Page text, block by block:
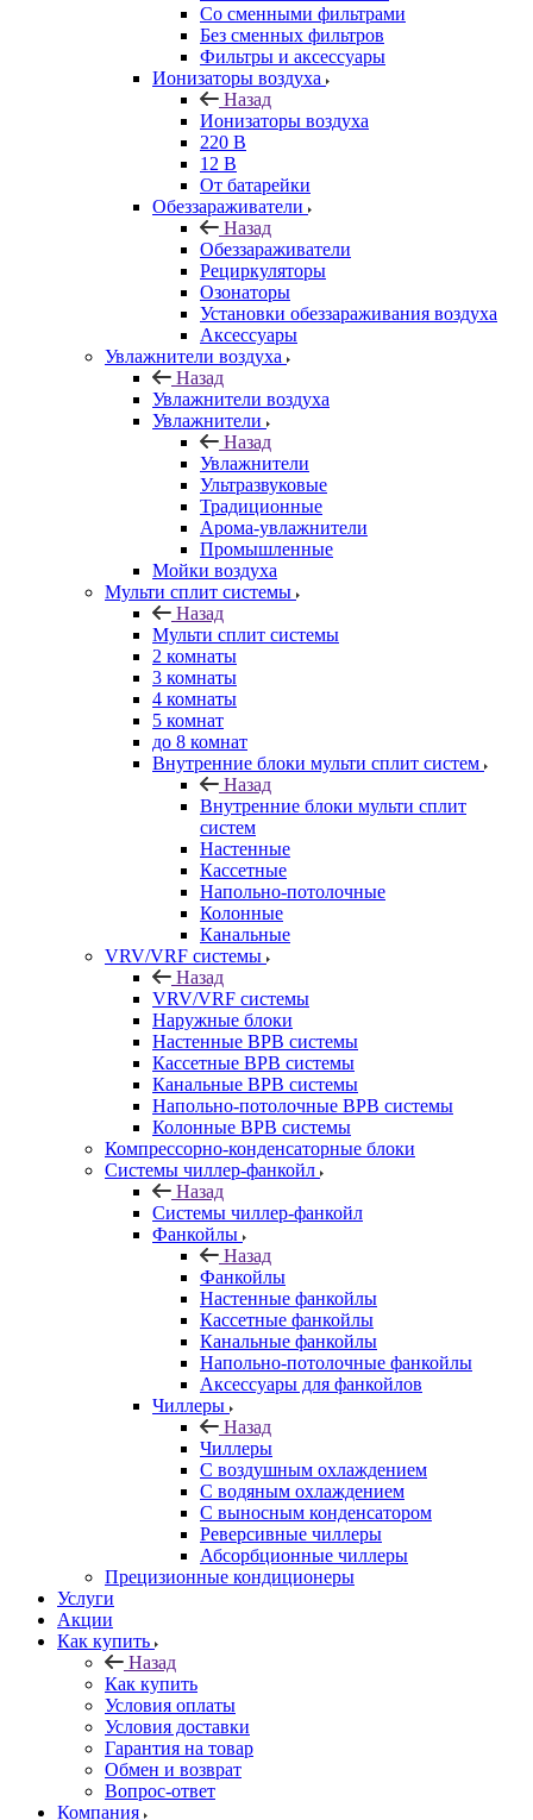
Cо сменными фильтрами
Без сменных фильтров
Фильтры и аксессуары
Ионизаторы воздуха
Назад
Ионизаторы воздуха
220 В
12 В
От батарейки
Обеззараживатели
Назад
Обеззараживатели
Рециркуляторы
Озонаторы
Установки обеззараживания воздуха
Аксессуары
Увлажнители воздуха
Назад
Увлажнители воздуха
Увлажнители
Назад
Увлажнители
Ультразвуковые
Традиционные
Арома-увлажнители
Промышленные
Мойки воздуха
Мульти сплит системы
Назад
Мульти сплит системы
2 комнаты
3 комнаты
4 комнаты
5 комнат
до 8 комнат
Внутренние блоки мульти сплит систем
Назад
Внутренние блоки мульти сплит
систем
Настенные
Кассетные
Напольно-потолочные
Колонные
Канальные
VRV/VRF системы
Назад
VRV/VRF системы
Наружные блоки
Настенные ВРВ системы
Кассетные ВРВ системы
Канальные ВРВ системы
Напольно-потолочные ВРВ системы
Колонные ВРВ системы
Компрессорно-конденсаторные блоки
Системы чиллер-фанкойл
Назад
Системы чиллер-фанкойл
Фанкойлы
Назад
Фанкойлы
Настенные фанкойлы
Кассетные фанкойлы
Канальные фанкойлы
Напольно-потолочные фанкойлы
Аксессуары для фанкойлов
Чиллеры
Назад
Чиллеры
С воздушным охлаждением
С водяным охлаждением
С выносным конденсатором
Реверсивные чиллеры
Абсорбционные чиллеры
Прецизионные кондиционеры
Услуги
Акции
Как купить
Назад
Как купить
Условия оплаты
Условия доставки
Гарантия на товар
Обмен и возврат
Вопрос-ответ
Компания